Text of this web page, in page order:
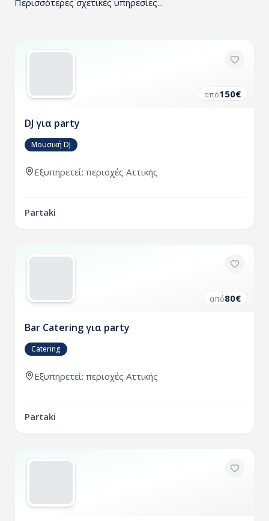
Περισσότερες σχετικές υπηρεσίες...
από150€
DJ για party
Μουσική DJ
Εξυπηρετεί: περιοχές Αττικής
Partaki
από80€
Bar Catering για party
Catering
Εξυπηρετεί: περιοχές Αττικής
Partaki